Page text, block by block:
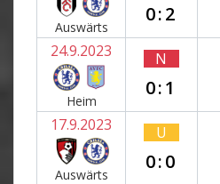
Auswärts
0:2
24.9.2023
Heim
N
0:1
17.9.2023
Auswärts
U
0:0